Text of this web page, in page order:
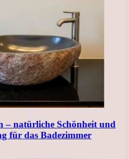
– natürliche Schönheit und
für das Badezimmer